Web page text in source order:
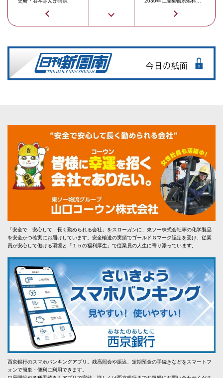
「安全で 安心して 長く勤められる会社」をスローガンに、東ソー株式会社等の化学製品
を安全かつ確実にお届けしています。安全輸送の実績でゴールドＧマーク認定を受け、従業
員が安心して働ける環境と「１５の福利厚生」で従業員の人生に寄り添っています。
西京銀行のスマホバンキングアプリ。残高照会や振込、定期預金の手続きなどをスマートフ
ォンで簡単・便利に利用できます。